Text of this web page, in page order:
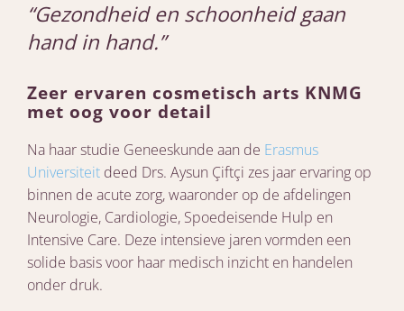
“Gezondheid en schoonheid gaan
hand in hand.”
Zeer ervaren cosmetisch arts KNMG
met oog voor detail
Na haar studie Geneeskunde aan de Erasmus
Universiteit deed Drs. Aysun Çiftçi zes jaar ervaring op
binnen de acute zorg, waaronder op de afdelingen
Neurologie, Cardiologie, Spoedeisende Hulp en
Intensive Care. Deze intensieve jaren vormden een
solide basis voor haar medisch inzicht en handelen
onder druk.